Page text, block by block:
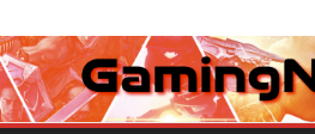
au
contenu
Tests
et